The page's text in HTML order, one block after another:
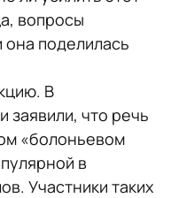
вопросы
она поделилась
В
заявили, что речь
«болоньевом
в
Участники таких